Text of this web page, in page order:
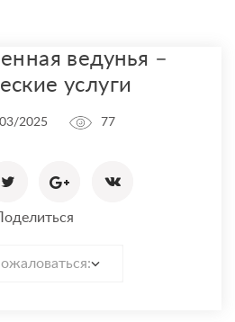
ведунья –
услуги
2025 77
Поделиться